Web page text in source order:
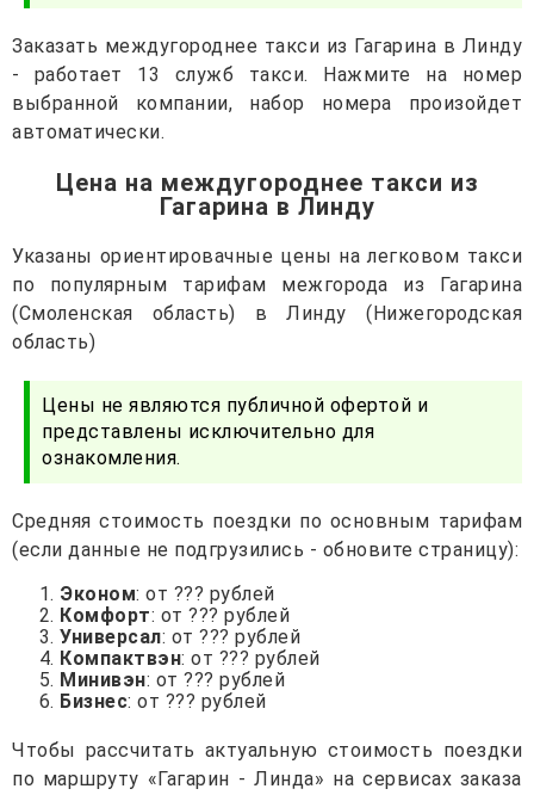
Заказать междугороднее такси из Гагарина в Линду
- работает 13 служб такси. Нажмите на номер
выбранной компании, набор номера произойдет
автоматически.
Цена на междугороднее такси из
Гагарина в Линду
Указаны ориентировачные цены на легковом такси
по популярным тарифам межгорода из Гагарина
(Смоленская область) в Линду (Нижегородская
область)
Цены не являются публичной офертой и
представлены исключительно для
ознакомления.
Средняя стоимость поездки по основным тарифам
(если данные не подгрузились - обновите страницу):
Эконом: от ??? рублей
Комфорт: от ??? рублей
Универсал: от ??? рублей
Компактвэн: от ??? рублей
Минивэн: от ??? рублей
Бизнес: от ??? рублей
Чтобы рассчитать актуальную стоимость поездки
по маршруту «Гагарин - Линда» на сервисах заказа